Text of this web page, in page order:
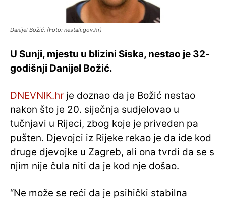
Danijel Božić. (Foto: nestali.gov.hr)
U Sunji, mjestu u blizini Siska, nestao je 32-
godišnji Danijel Božić.
DNEVNIK.hr je doznao da je Božić nestao
nakon što je 20. siječnja sudjelovao u
tučnjavi u Rijeci, zbog koje je priveden pa
pušten. Djevojci iz Rijeke rekao je da ide kod
druge djevojke u Zagreb, ali ona tvrdi da se s
njim nije čula niti da je kod nje došao.
“Ne može se reći da je psihički stabilna